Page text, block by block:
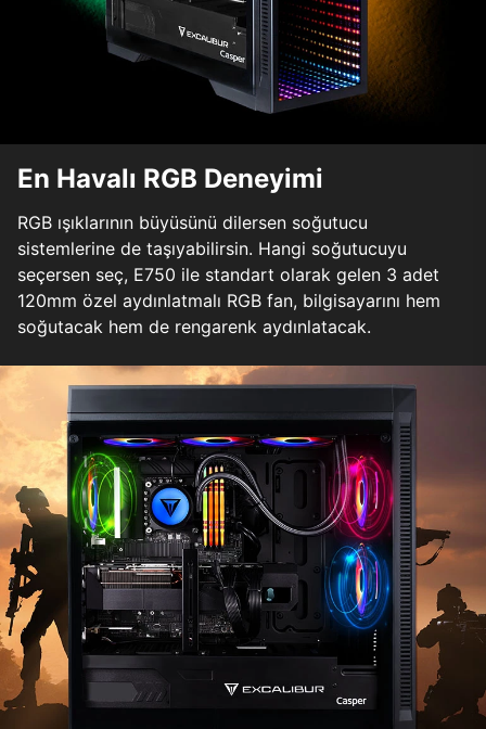
En Havalı RGB Deneyimi
RGB ışıklarının büyüsünü dilersen soğutucu
sistemlerine de taşıyabilirsin. Hangi soğutucuyu
seçersen seç, E750 ile standart olarak gelen 3 adet
120mm özel aydınlatmalı RGB fan, bilgisayarını hem
soğutacak hem de rengarenk aydınlatacak.